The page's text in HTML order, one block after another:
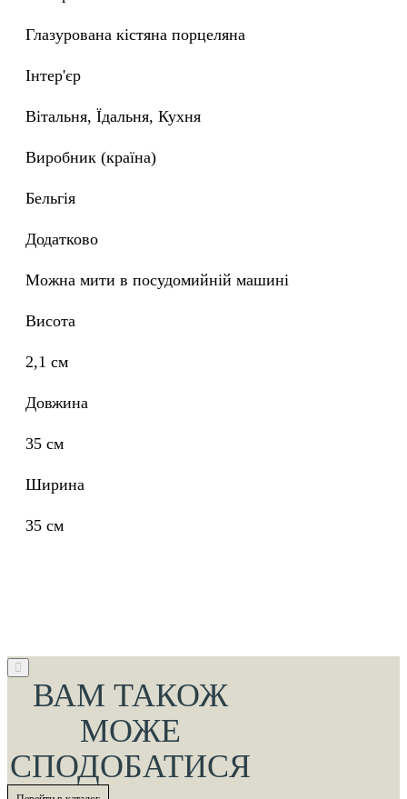
глазурована кістяна порцеляна
Інтер'єр
Вітальня, Їдальня, Кухня
Виробник (країна)
Бельгія
Додатково
Можна мити в посудомийній машині
Висота
2,1 см
Довжина
35 см
Ширина
35 см
ВАМ ТАКОЖ
МОЖЕ
СПОДОБАТИСЯ